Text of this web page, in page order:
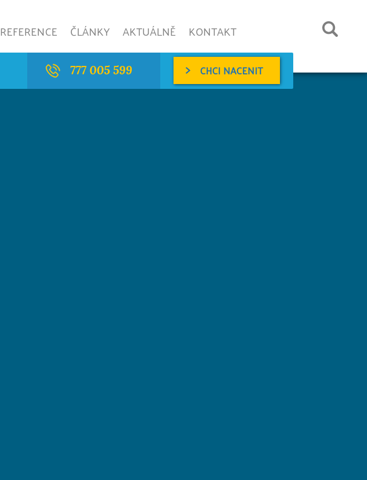
REFERENCE ČLÁNKY AKTUÁLNĚ KONTAKT
777 005 599 CHCI NACENIT